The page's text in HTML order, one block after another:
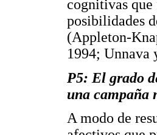
cognitivas
posibilidades
(Appleton-
1994; Unnava
P5: El grado
una campaña
A modo de